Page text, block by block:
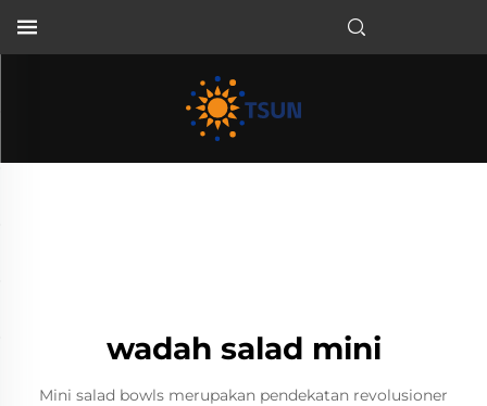
wadah salad mini
Mini salad bowls merupakan pendekatan revolusioner